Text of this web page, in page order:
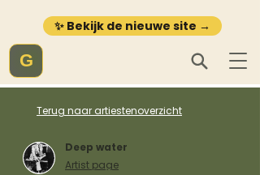
✨ Bekijk de nieuwe site →
G
Terug naar artiestenoverzicht
Deep water
Artist page